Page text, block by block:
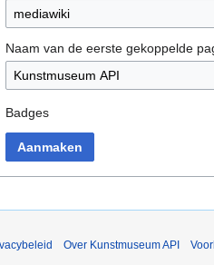
Naam van de eerste gekoppelde
Badges
Aanmaken
Over Kunstmuseum API